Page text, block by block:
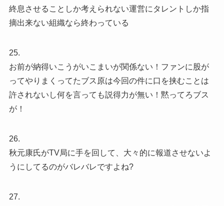
終息させることしか考えられない運営にタレントしか指
摘出来ない組織なら終わっている
25.
お前が納得いこうがいこまいが関係ない！ファンに股が
ってやりまくってたブス原は今回の件に口を挟むことは
許されないし何を言っても説得力が無い！黙ってろブス
が！
26.
秋元康氏がTV局に手を回して、大々的に報道させないよ
うにしてるのがバレバレですよね?
27.